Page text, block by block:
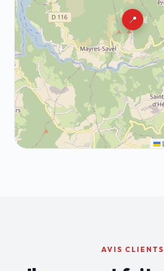
📍
AVIS CLIENTS